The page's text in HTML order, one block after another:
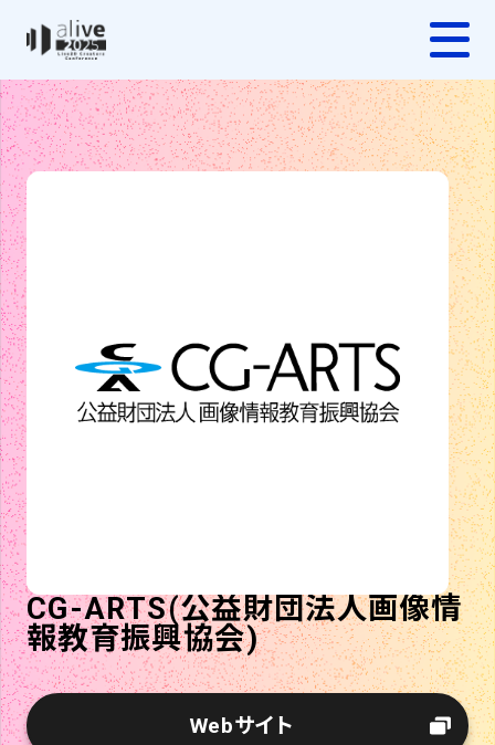
CG-ARTS(公益財団法人画像情
報教育振興協会)
Webサイト